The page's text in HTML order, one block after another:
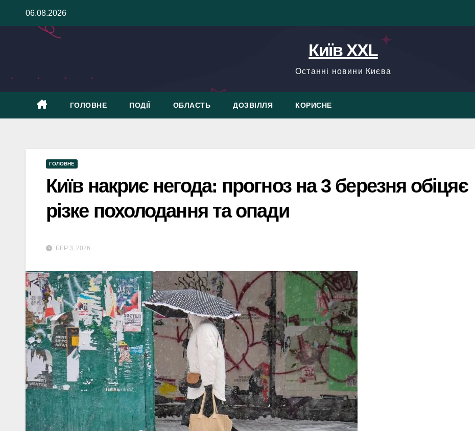
06.08.2026
Київ XXL
Останні новини Києва
ГОЛОВНЕ ПОДІЇ ОБЛАСТЬ ДОЗВІЛЛЯ КОРИСНЕ
ГОЛОВНЕ
Київ накриє негода: прогноз на 3 березня обіцяє
різке похолодання та опади
БЕР 3, 2026